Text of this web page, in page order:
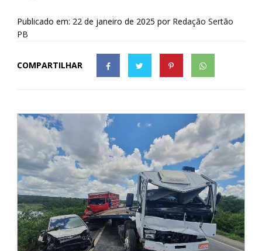
Publicado em: 22 de janeiro de 2025 por Redação Sertão
PB
COMPARTILHAR